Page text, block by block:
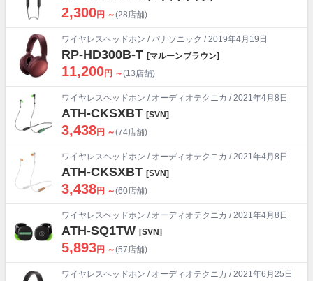
2,300円 ～(28店舗)
ワイヤレスヘッドホン /パナソニック / 2019年4月19日
RP-HD300B-T [マルーンブラウン]
11,200円 ～(13店舗)
ワイヤレスヘッドホン / オーディオテクニカ / 2021年4月8日
ATH-CKSXBT [SVN]
3,438円 ～(74店舗)
ワイヤレスヘッドホン / オーディオテクニカ / 2021年4月8日
ATH-CKSXBT [SVN]
3,438円 ～(60店舗)
ワイヤレスヘッドホン / オーディオテクニカ / 2021年4月8日
ATH-SQ1TW [SVN]
5,893円 ～(57店舗)
ワイヤレスヘッドホン / オーディオテクニカ / 2021年6月25日